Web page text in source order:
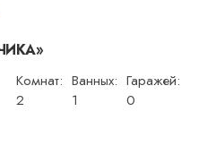
Комнат:
2
Ванных:
1
Гаражей:
0